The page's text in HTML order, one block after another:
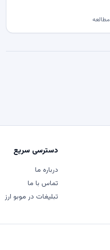
دسترسی سریع
درباره ما
تماس با ما
تبلیغات در موبو ارز